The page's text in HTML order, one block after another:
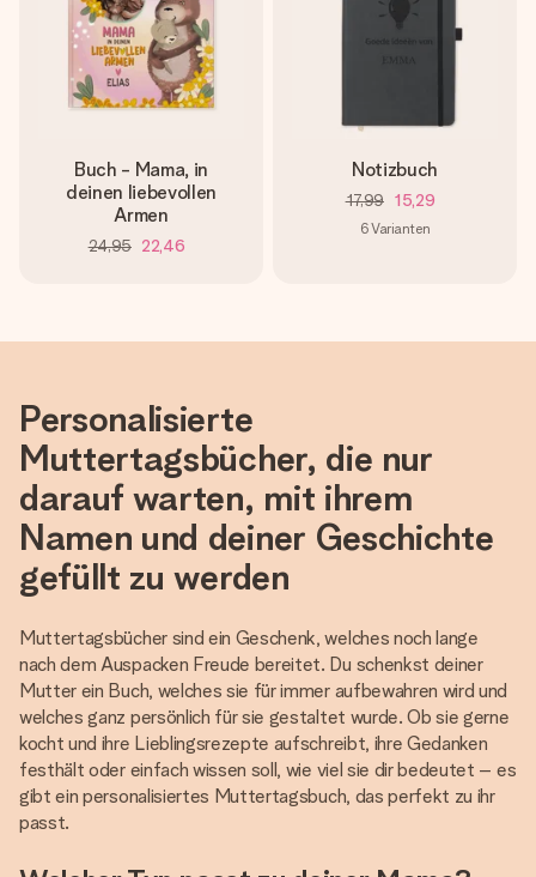
Buch - Mama, in
deinen liebevollen
Armen
24,95 22,46
Notizbuch
17,99 15,29
6Varianten
Personalisierte
Muttertagsbücher, die nur
darauf warten, mit ihrem
Namen und deiner Geschichte
gefüllt zu werden
Muttertagsbücher sind ein Geschenk, welches noch lange
nach dem Auspacken Freude bereitet. Du schenkst deiner
Mutter ein Buch, welches sie für immer aufbewahren wird und
welches ganz persönlich für sie gestaltet wurde. Ob sie gerne
kocht und ihre Lieblingsrezepte aufschreibt, ihre Gedanken
festhält oder einfach wissen soll, wie viel sie dir bedeutet – es
gibt ein personalisiertes Muttertagsbuch, das perfekt zu ihr
passt.